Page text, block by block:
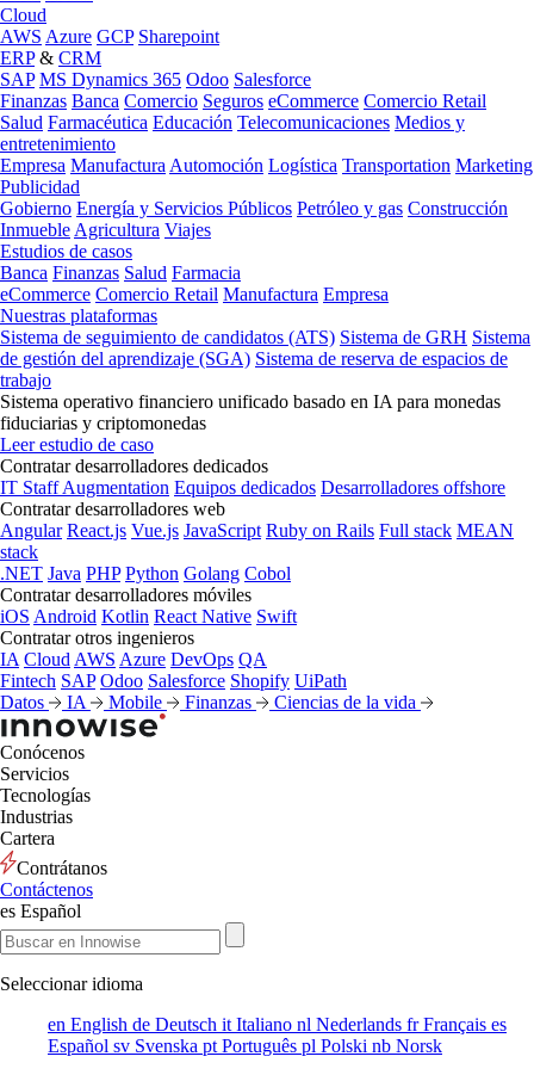
Cloud
AWS Azure GCP Sharepoint
ERP& CRM
SAP MS Dynamics 365 Odoo Salesforce
Finanzas Banca Comercio Seguros eCommerce Comercio Retail
Salud Farmacéutica Educación Telecomunicaciones Medios y
entretenimiento
Empresa Manufactura Automoción Logística Transportation Marketing
Publicidad
Gobierno Energía y Servicios Públicos Petróleo y gas Construcción
Inmueble Agricultura Viajes
Estudios de casos
Banca Finanzas Salud Farmacia
eCommerce Comercio Retail Manufactura Empresa
Nuestras plataformas
Sistema de seguimiento de candidatos (ATS) Sistema de GRH Sistema
de gestión del aprendizaje (SGA) Sistema de reserva de espacios de
trabajo
Sistema operativo financiero unificado basado en IA para monedas
fiduciarias y criptomonedas
Leer estudio de caso
Contratar desarrolladores dedicados
IT Staff Augmentation Equipos dedicados Desarrolladores offshore
Contratar desarrolladores web
Angular React.js Vue.js JavaScript Ruby on Rails Full stack MEAN
stack
.NET Java PHP Python Golang Cobol
Contratar desarrolladores móviles
iOS Android Kotlin React Native Swift
Contratar otros ingenieros
IA Cloud AWS Azure DevOps QA
Fintech SAP Odoo Salesforce Shopify UiPath
Datos
IA Mobile Finanzas Ciencias de la vida
Conócenos
Servicios
Tecnologías
Industrias
Cartera
Contrátanos
Contáctenos
es Español
Seleccionar idioma
en English de Deutsch it Italiano nl Nederlands frFrançais es
Español sv Svenska pt Português pl Polski nb Norsk